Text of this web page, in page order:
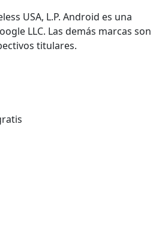
USA, L.P. Android es una
LLC. Las demás marcas son
titulares.